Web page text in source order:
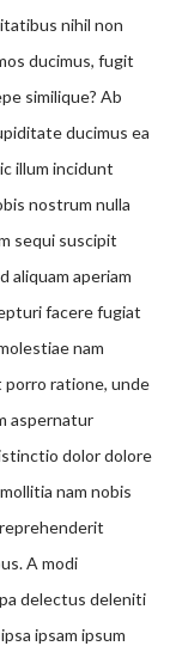
nihil non
ducimus, fugit
similique? Ab
ducimus ea
illum incidunt
nostrum nulla
sequi suscipit
aliquam aperiam
facere fugiat
nam
porro ratione, unde
aspernatur
dolor dolore
nam nobis
A modi
delectus deleniti
ipsam ipsum